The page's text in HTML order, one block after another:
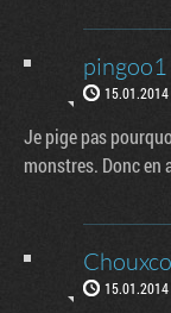
pingoo1
15.01.2014
Je pige pas
monstres. Donc en
15.01.2014